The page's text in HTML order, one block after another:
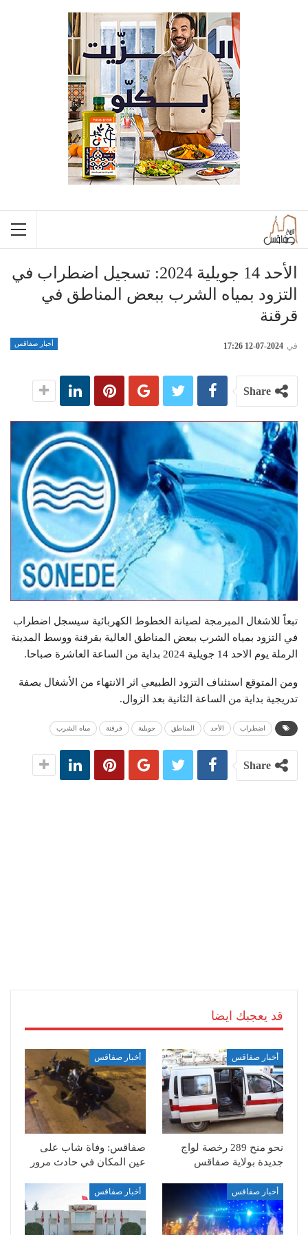
الأحد 14 جويلية 2024: تسجيل اضطراب في
التزود بمياه الشرب ببعض المناطق في
قرقنة
أخبار صفاقس في 2024-07-12 17:26
Share
تبعاً للاشغال المبرمجة لصيانة الخطوط الكهربائية سيسجل اضطراب
في التزود بمياه الشرب ببعض المناطق العالية بقرقنة ووسط المدينة
الرملة يوم الاحد 14 جويلية 2024 بداية من الساعة العاشرة صباحا.
ومن المتوقع استئناف التزود الطبيعي اثر الانتهاء من الأشغال بصفة
تدريجية بداية من الساعة الثانية بعد الزوال.
اضطراب الأحد المناطق جويلية قرقنة مياه الشرب
Share
قد يعجبك ايضا
أخبار صفاقس
نحو منح 289 رخصة لواج
جديدة بولاية صفاقس
أخبار صفاقس
صفاقس: وفاة شاب على
عين المكان في حادث مرور
أخبار صفاقس أخبار صفاقس